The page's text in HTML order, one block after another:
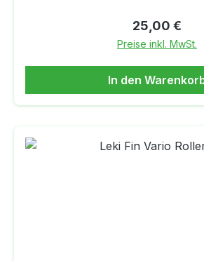
Regulärer
25,00 €
Preise inkl. MwSt.
In den